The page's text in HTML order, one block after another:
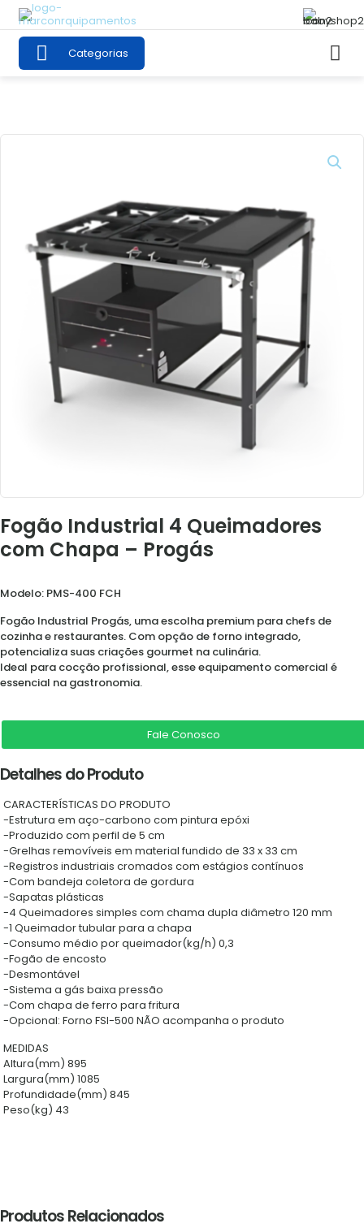
Categorias
Fogão Industrial 4 Queimadores
com Chapa – Progás
Modelo: PMS-400 FCH
Fogão Industrial Progás, uma escolha premium para chefs de
cozinha e restaurantes. Com opção de forno integrado,
potencializa suas criações gourmet na culinária.
Ideal para cocção profissional, esse equipamento comercial é
essencial na gastronomia.
Fale Conosco
Detalhes do Produto
CARACTERÍSTICAS DO PRODUTO
-Estrutura em aço-carbono com pintura epóxi
-Produzido com perfil de 5 cm
-Grelhas removíveis em material fundido de 33 x 33 cm
-Registros industriais cromados com estágios contínuos
-Com bandeja coletora de gordura
-Sapatas plásticas
-4 Queimadores simples com chama dupla diâmetro 120 mm
-1 Queimador tubular para a chapa
-Consumo médio por queimador(kg/h) 0,3
-Fogão de encosto
-Desmontável
-Sistema a gás baixa pressão
-Com chapa de ferro para fritura
-Opcional: Forno FSI-500 NÃO acompanha o produto
MEDIDAS
Altura(mm) 895
Largura(mm) 1085
Profundidade(mm) 845
Peso(kg) 43
Produtos Relacionados